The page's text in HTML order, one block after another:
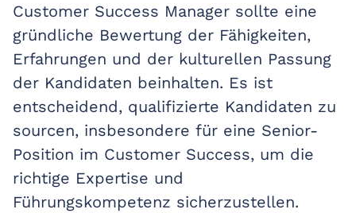
Customer Success Manager sollte eine
gründliche Bewertung der Fähigkeiten,
Erfahrungen und der kulturellen Passung
der Kandidaten beinhalten. Es ist
entscheidend, qualifizierte Kandidaten zu
sourcen, insbesondere für eine Senior-
Position im Customer Success, um die
richtige Expertise und
Führungskompetenz sicherzustellen.